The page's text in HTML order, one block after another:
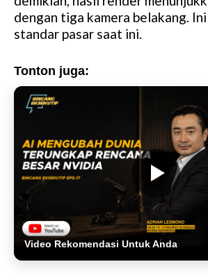
dengan tiga kamera belakang.
standar pasar saat ini.
Tonton juga:
Video Rekomendasi Untuk Anda